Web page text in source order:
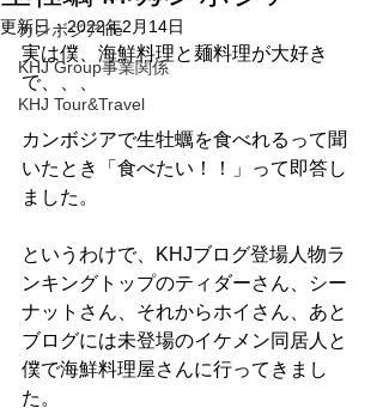
カンボジアlife
KHJ Group事業関係
KHJ Tour&Travel
更新日：2022年2月14日
実は僕、海鮮料理と麺料理が大好き
で、、、
カンボジアで生牡蠣を食べれるって聞
いたとき「食べたい！！」って即答し
ました。
というわけで、KHJブログ登場人物ラ
ンキングトップのティダーさん、シー
ナットさん、それからホイさん、あと
ブログには未登場のイケメン同居人と
僕で海鮮料理屋さんに行ってきまし
た。